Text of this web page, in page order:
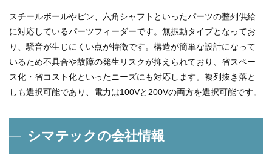
スチールボールやピン、六角シャフトといったパーツの整列供給
に対応しているパーツフィーダーです。無振動タイプとなってお
り、騒音が生じにくい点が特徴です。構造が簡単な設計になって
いるため不具合や故障の発生リスクが抑えられており、省スペー
ス化・省コスト化といったニーズにも対応します。複列抜き落と
しも選択可能であり、電力は100Vと200Vの両方を選択可能です。
シマテックの会社情報